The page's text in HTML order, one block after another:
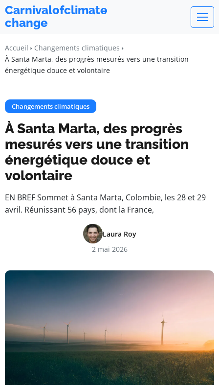
Carnivalofclimate
change
Accueil
Changements climatiques
À Santa Marta, des progrès mesurés vers une transition
énergétique douce et volontaire
Changements climatiques
À Santa Marta, des progrès
mesurés vers une transition
énergétique douce et
volontaire
EN BREF Sommet à Santa Marta, Colombie, les 28 et 29
avril. Réunissant 56 pays, dont la France,
Laura Roy
2 mai 2026